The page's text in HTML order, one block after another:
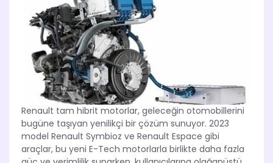
Renault tam hibrit motorlar, geleceğin otomobillerini
bugüne taşıyan yenilikçi bir çözüm sunuyor. 2023
model Renault Symbioz ve Renault Espace gibi
araçlar, bu yeni E-Tech motorlarla birlikte daha fazla